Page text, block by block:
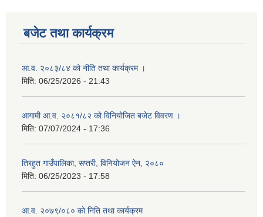
बजेट तथा कार्यक्रम
आ.व. २०८३/८४ को नीति तथा कार्यक्रम ।
मिति: 06/25/2026 - 21:43
आगामी आ.व. २०८१/८२ को विनियोजित बजेट विवरण ।
मिति: 07/07/2024 - 17:36
तिरहुत गाउँपालिका, सप्तरी, विनियोजन ऐन, २०८०
मिति: 06/25/2023 - 17:58
आ.व. २०७९/०८० काे निति तथा कार्यक्रम